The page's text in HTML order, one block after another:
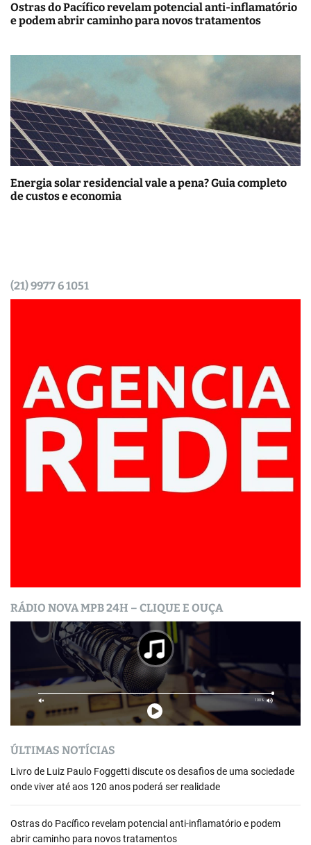
Ostras do Pacífico revelam potencial anti-inflamatório
e podem abrir caminho para novos tratamentos
Energia solar residencial vale a pena? Guia completo
de custos e economia
(21) 9977 6 1051
RÁDIO NOVA MPB 24H – CLIQUE E OUÇA
ÚLTIMAS NOTÍCIAS
Livro de Luiz Paulo Foggetti discute os desafios de uma sociedade
onde viver até aos 120 anos poderá ser realidade
Ostras do Pacífico revelam potencial anti-inflamatório e podem
abrir caminho para novos tratamentos